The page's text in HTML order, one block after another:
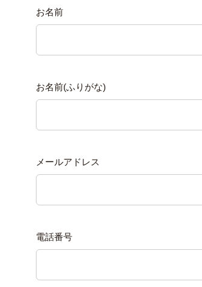
お名前
お名前(ふりがな)
メールアドレス
電話番号